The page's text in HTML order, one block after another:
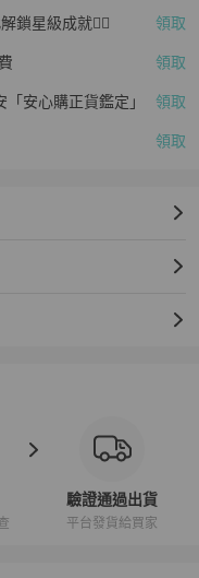
鎖星級成就👆🏻 領取
領取
安心購正貨鑑定」 領取
領取
驗證通過出貨
平台發貨給買家